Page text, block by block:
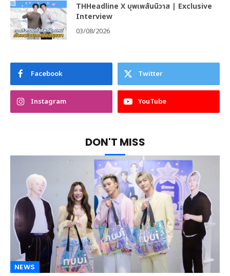
THHeadline X บุพเพสันนิวาส | Exclusive
Interview
03/08/2026
Facebook Twitter
Instagram YouTube
DON'T MISS
NEWS